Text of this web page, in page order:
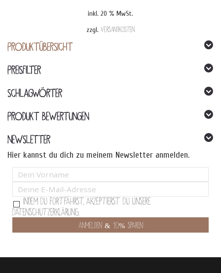
inkl. 20 % MwSt.
zzgl. Versandkosten
PRODUKTÜBERSICHT
PREISFILTER
SCHLAGWÖRTER
PRODUKT BEWERTUNGEN
NEWSLETTER
Hier kannst du dich zu meinem Newsletter anmelden.
Indem Du fortfährst, akzeptierst Du unsere
Datenschutzerklärung.